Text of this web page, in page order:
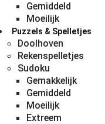
Gemiddeld
Moeilijk
Puzzels & Spelletjes
Doolhoven
Rekenspelletjes
Sudoku
Gemakkelijk
Gemiddeld
Moeilijk
Extreem